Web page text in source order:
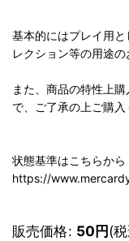
基本的にはプレイ用
レクション等の用途の
また、商品の特性上
で、ご了承の上ご購入
状態基準はこちらから
https://
販売価格: 50円(